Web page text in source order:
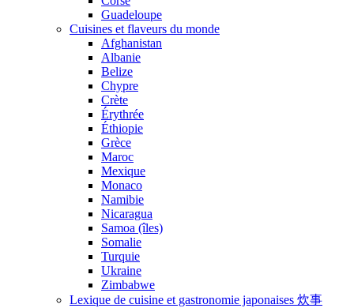
Guadeloupe
Cuisines et flaveurs du monde
Afghanistan
Albanie
Belize
Chypre
Crète
Érythrée
Éthiopie
Grèce
Maroc
Mexique
Monaco
Namibie
Nicaragua
Samoa (îles)
Somalie
Turquie
Ukraine
Zimbabwe
Lexique de cuisine et gastronomie japonaises 炊事